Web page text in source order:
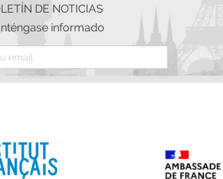
DE NOTICIAS
informado
SUSCRIBIR